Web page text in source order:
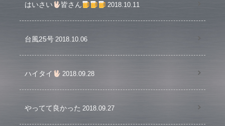
はいさい 皆さん 2018.10.11
台風25号 2018.10.06
ハイタイ 2018.09.28
やってて良かった 2018.09.27